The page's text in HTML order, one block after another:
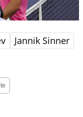
Jannik Sinner